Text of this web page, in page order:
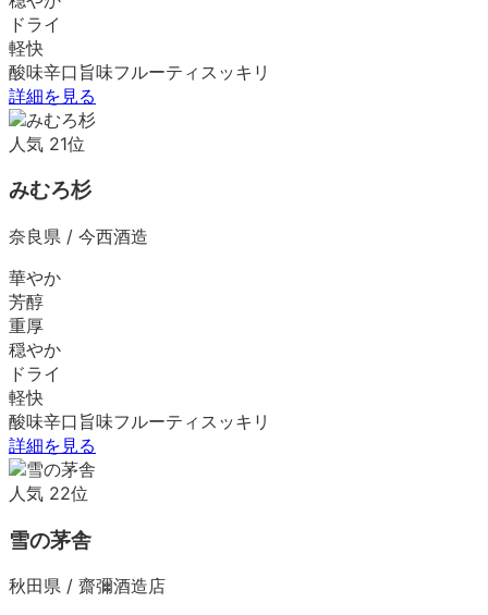
ドライ
軽快
酸味辛口 旨味フルーティ スッキリ
詳細を見る
人気 21位
みむろ杉
奈良県 / 今西酒造
華やか
芳醇
重厚
穏やか
ドライ
軽快
酸味辛口 旨味フルーティ スッキリ
詳細を見る
人気 22位
雪の茅舎
秋田県 / 齋彌酒造店